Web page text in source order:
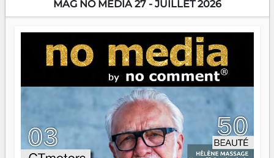
Prix RFI Instrumental Afrique. Miangaly Elia rafle le Prix
jeunes qui tiennent la torche. Alors oui, on pourrait
s'arrêter là, applaudir et rentrer chez soi satisfait. Mais ce
serait passer à côté d'une chose essentielle. La fougue, ça
brûle fort — et parfois, ça brûle vite. Une flamme sans
direction peut éclairer autant qu'elle peut consumer. C'est
là que les aînés entrent en scène — pas pour reprendre le
gouvernail, mais pour montrer où sont les récifs. Les jeunes
ont la force, les vieux ont l'expérience, comme on dit. Ce
n'est pas un combat de générations — c'est une question
d'équipage. Partagez vos réussites, mais aussi vos échecs.
Surtout vos échecs, d'ailleurs — ils enseignent mieux que
n'importe quel manuel. À Madagascar, la barque avance.
MAG NO MEDIA 27 - JUILLET 2026